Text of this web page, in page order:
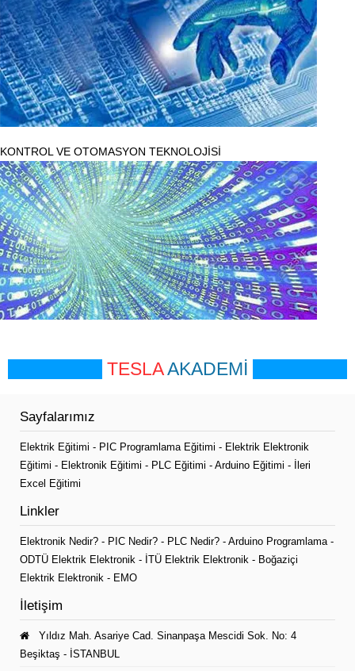
KONTROL VE OTOMASYON TEKNOLOJİSİ
TESLAAKADEMİ
Sayfalarımız
Elektrik Eğitimi - PIC Programlama Eğitimi - Elektrik Elektronik
Eğitimi - Elektronik Eğitimi - PLC Eğitimi - Arduino Eğitimi -
İleri
Excel Eğitimi
Linkler
Elektronik Nedir? - PIC Nedir? - PLC Nedir? - Arduino Programlama-
ODTÜ Elektrik Elektronik - İTÜ Elektrik Elektronik - Boğaziçi
Elektrik Elektronik - EMO
İletişim
Yıldız Mah. Asariye Cad. Sinanpaşa Mescidi Sok. No: 4
Beşiktaş - İSTANBUL